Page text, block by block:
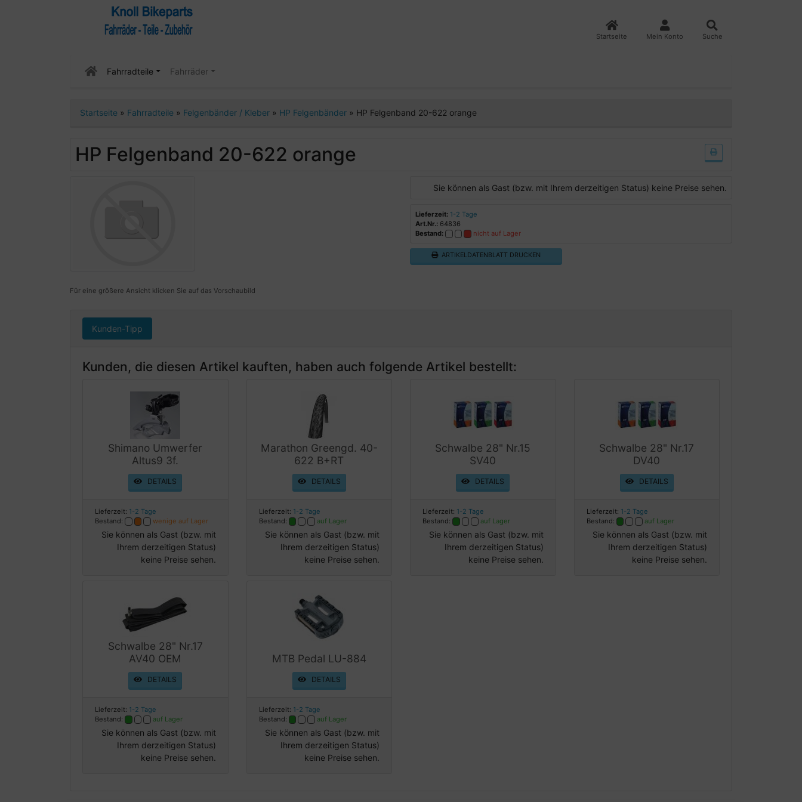
Startseite Mein Konto Suche
Fahrradteile Fahrräder
Startseite » Fahrradteile » Felgenbänder / Kleber » HP Felgenbänder » HP Felgenband 20-622 orange
HP Felgenband 20-622 orange
Für eine größere Ansicht klicken Sie auf das Vorschaubild
Sie können als Gast (bzw. mit Ihrem derzeitigen Status) keine Preise sehen.
Lieferzeit: 1-2 Tage
Art.Nr.: 64836
Bestand:
nicht auf Lager
ARTIKELDATENBLATT DRUCKEN
Kunden-Tipp
Kunden, die diesen Artikel kauften, haben auch folgende Artikel bestellt:
Shimano Umwerfer
Altus9 3f.
DETAILS
Lieferzeit: 1-2 Tage
Bestand:
wenige auf Lager
Sie können als Gast (bzw. mit
Ihrem derzeitigen Status)
keine Preise sehen.
Marathon Greengd. 40-
622 B+RT
DETAILS
Lieferzeit: 1-2 Tage
Bestand:
auf Lager
Sie können als Gast (bzw. mit
Ihrem derzeitigen Status)
keine Preise sehen.
Schwalbe 28" Nr.15
SV40
DETAILS
Lieferzeit: 1-2 Tage
Bestand:
auf Lager
Sie können als Gast (bzw. mit
Ihrem derzeitigen Status)
keine Preise sehen.
Schwalbe 28" Nr.17
DV40
DETAILS
Lieferzeit: 1-2 Tage
Bestand:
auf Lager
Sie können als Gast (bzw. mit
Ihrem derzeitigen Status)
keine Preise sehen.
Schwalbe 28" Nr.17
AV40 OEM
DETAILS
Lieferzeit: 1-2 Tage
Bestand:
auf Lager
Sie können als Gast (bzw. mit
Ihrem derzeitigen Status)
keine Preise sehen.
MTB Pedal LU-884
DETAILS
Lieferzeit: 1-2 Tage
Bestand:
auf Lager
Sie können als Gast (bzw. mit
Ihrem derzeitigen Status)
keine Preise sehen.